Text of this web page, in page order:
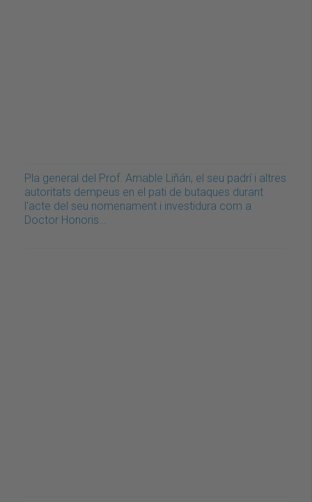
Pla general del Prof. Amable Liñán, el seu padrí i altres
autoritats dempeus en el pati de butaques durant
l'acte del seu nomenament i investidura com a
Doctor Honoris…